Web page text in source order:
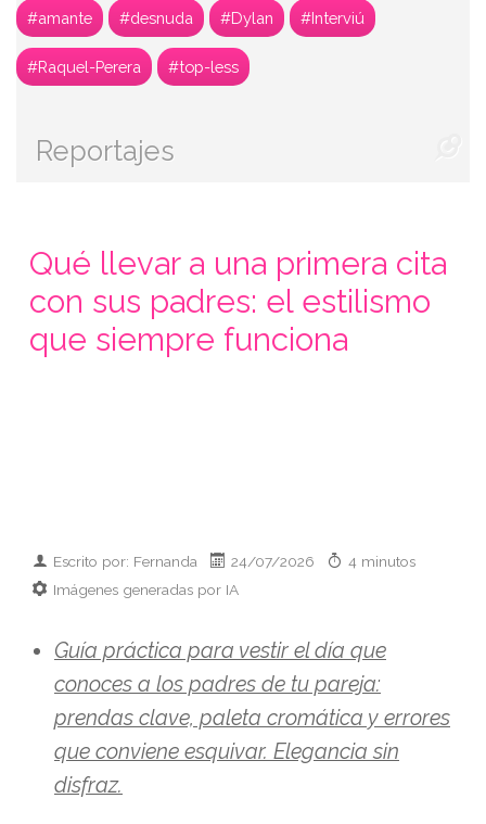
#amante #desnuda #Dylan #Interviú
#Raquel-Perera #top-less
Reportajes
Qué llevar a una primera cita
con sus padres: el estilismo
que siempre funciona